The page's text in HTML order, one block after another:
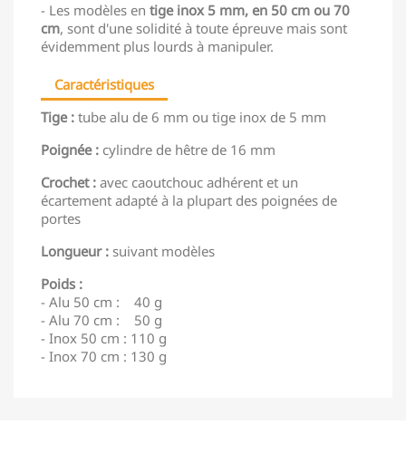
- Les modèles en tige inox 5 mm, en 50 cm ou 70
cm, sont d'une solidité à toute épreuve mais sont
évidemment plus lourds à manipuler.
Caractéristiques
Tige : tube alu de 6 mm ou tige inox de 5 mm
Poignée : cylindre de hêtre de 16 mm
Crochet : avec caoutchouc adhérent et un
écartement adapté à la plupart des poignées de
portes
Longueur : suivant modèles
Poids :
- Alu 50 cm : 40 g
- Alu 70 cm : 50 g
- Inox 50 cm : 110 g
- Inox 70 cm : 130 g